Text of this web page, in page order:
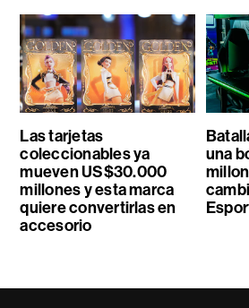
Las tarjetas
coleccionables ya
mueven US$30.000
millones y esta marca
quiere convertirlas en
accesorio
una